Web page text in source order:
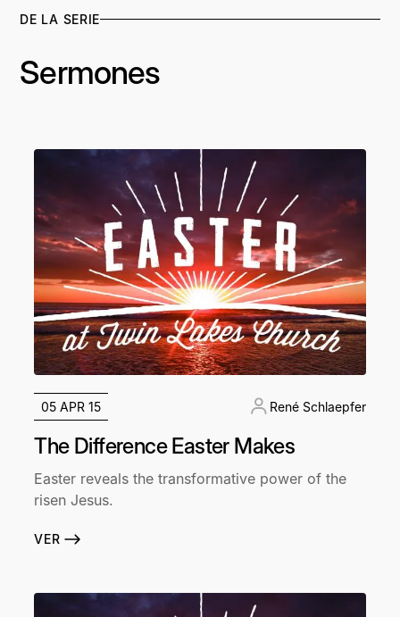
DE LA SERIE
Sermones
05 APR 15 René Schlaepfer
The Difference Easter Makes
Easter reveals the transformative power of the
risen Jesus.
VER